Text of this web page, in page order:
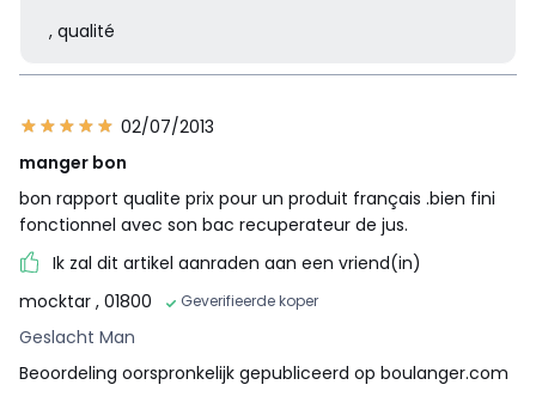
, qualité
02/07/2013
manger bon
bon rapport qualite prix pour un produit français .bien fini
fonctionnel avec son bac recuperateur de jus.
Ik zal dit artikel aanraden aan een vriend(in)
mocktar , 01800 Geverifieerde koper
Geslacht Man
Beoordeling oorspronkelijk gepubliceerd op boulanger.com